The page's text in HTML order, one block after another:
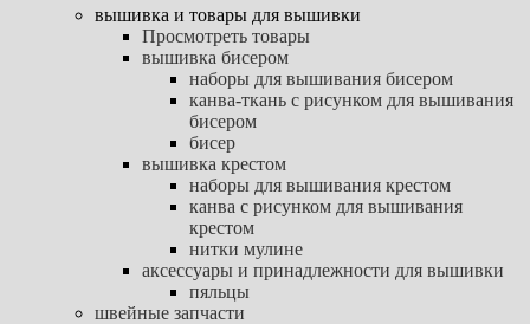
вышивка и товары для вышивки
Просмотреть товары
вышивка бисером
наборы для вышивания бисером
канва-ткань с рисунком для вышивания
бисером
бисер
вышивка крестом
наборы для вышивания крестом
канва с рисунком для вышивания
крестом
нитки мулине
аксессуары и принадлежности для вышивки
пяльцы
швейные запчасти